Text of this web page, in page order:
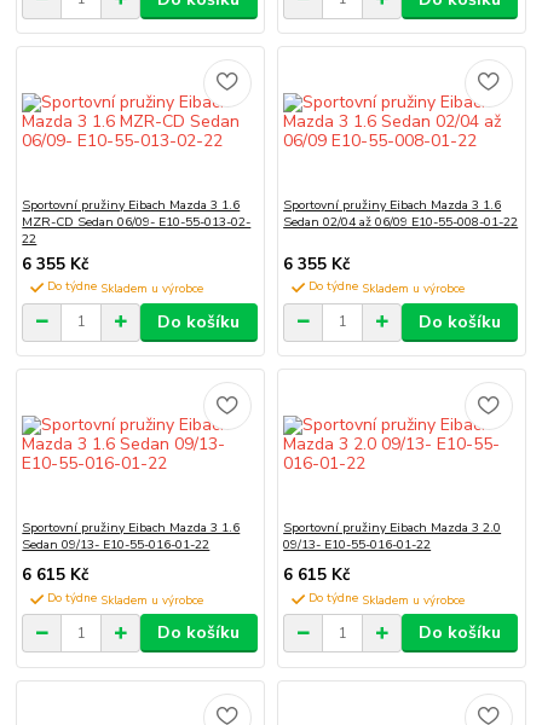
Sportovní pružiny Eibach Mazda 3 1.6
MZR-CD Sedan 06/09- E10-55-013-02-
22
6 355 Kč
Do týdne
Do košíku
Sportovní pružiny Eibach Mazda 3 1.6
Sedan 02/04 až 06/09 E10-55-008-01-22
6 355 Kč
Do týdne
Do košíku
Sportovní pružiny Eibach Mazda 3 1.6
Sedan 09/13- E10-55-016-01-22
6 615 Kč
Do týdne
Do košíku
Sportovní pružiny Eibach Mazda 3 2.0
09/13- E10-55-016-01-22
6 615 Kč
Do týdne
Do košíku